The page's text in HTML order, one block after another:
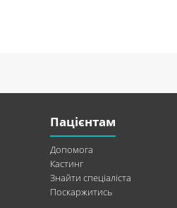
Пацієнтам
Допомога
Кастинг
Знайти спеціаліста
Поскаржитись